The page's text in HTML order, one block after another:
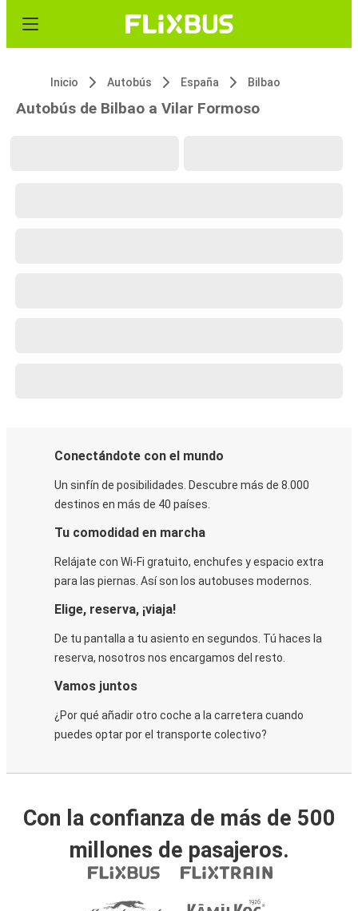
Inicio Autobús España Bilbao
Autobús de Bilbao a Vilar Formoso
Conectándote con el mundo
Un sinfín de posibilidades. Descubre más de 8.000
destinos en más de 40 países.
Tu comodidad en marcha
Relájate con Wi-Fi gratuito, enchufes y espacio extra
para las piernas. Así son los autobuses modernos.
Elige, reserva, ¡viaja!
De tu pantalla a tu asiento en segundos. Tú haces la
reserva, nosotros nos encargamos del resto.
Vamos juntos
¿Por qué añadir otro coche a la carretera cuando
puedes optar por el transporte colectivo?
Con la confianza de más de 500
millones de pasajeros.